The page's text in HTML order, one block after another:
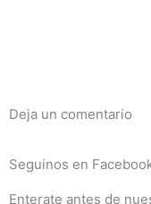
Deja un comentario
Seguinos en
Enterate antes de